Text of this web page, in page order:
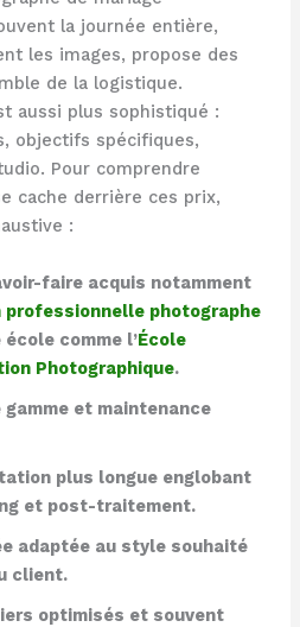
la journée entière,
les images, propose des
de la logistique.
aussi plus sophistiqué :
objectifs spécifiques,
Pour comprendre
cache derrière ces prix,
:
faire acquis notamment
photographe
comme l’École
Photographique.
et maintenance
plus longue englobant
et post-traitement.
adaptée au style souhaité
client.
optimisés et souvent